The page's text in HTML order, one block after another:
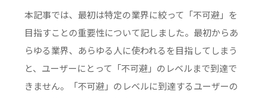
本記事では、最初は特定の業界に絞って「不可避」を
目指すことの重要性について記しました。最初からあ
らゆる業界、あらゆる人に使われるを目指してしまう
と、ユーザーにとって「不可避」のレベルまで到達で
きません。「不可避」のレベルに到達するユーザーの